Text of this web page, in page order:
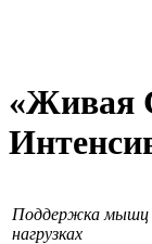
«Живая
Поддержка мышц
нагрузках